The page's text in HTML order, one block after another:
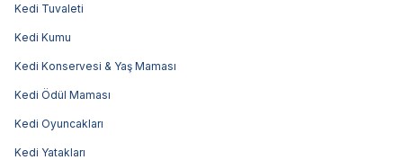
Kedi Tuvaleti
Kedi Kumu
Kedi Konservesi & Yaş Maması
Kedi Ödül Maması
Kedi Oyuncakları
Kedi Yatakları